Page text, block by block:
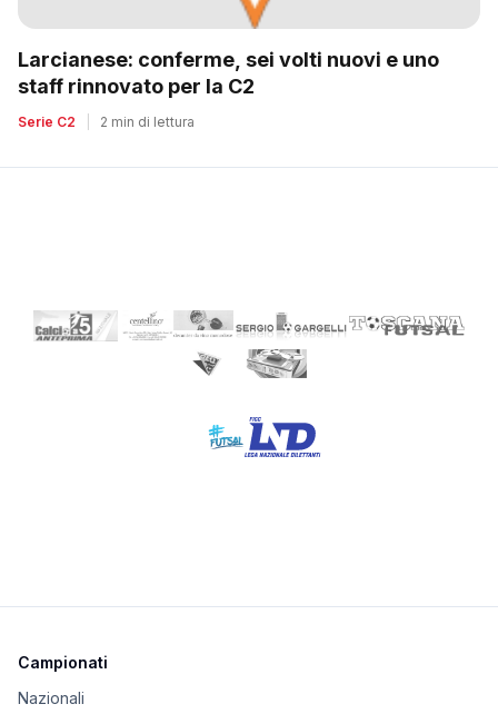
Larcianese: conferme, sei volti nuovi e uno
staff rinnovato per la C2
Serie C2 2 min di lettura
Campionati
Nazionali